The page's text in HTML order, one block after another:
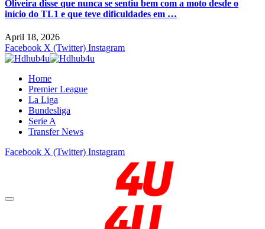
Oliveira disse que nunca se sentiu bem com a moto desde o
início do TL1 e que teve dificuldades em …
April 18, 2026
Facebook X (Twitter) Instagram
Home
Premier League
La Liga
Bundesliga
Serie A
Transfer News
Facebook X (Twitter) Instagram